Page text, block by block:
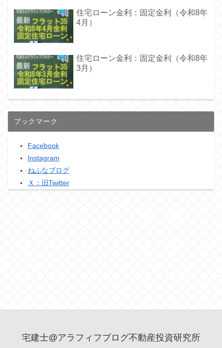
住宅ローン金利：固定金利（令和8年
4月）
住宅ローン金利：固定金利（令和8年
3月）
ブックマーク
Facebook
Instagram
ねふなブログ
Ｘ：旧Twitter
宅建士@アラフィフブログ不動産投資研究所